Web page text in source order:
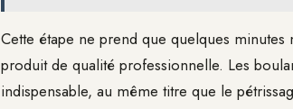
Cette étape ne prend que quelques
produit de qualité professionnelle. Les
indispensable, au même titre que le